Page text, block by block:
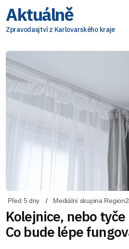
Aktuálně
Zpravodasjtví z Karlovarského kraje
Před 5 dny Mediální skupina
Kolejnice, nebo
Co bude lépe